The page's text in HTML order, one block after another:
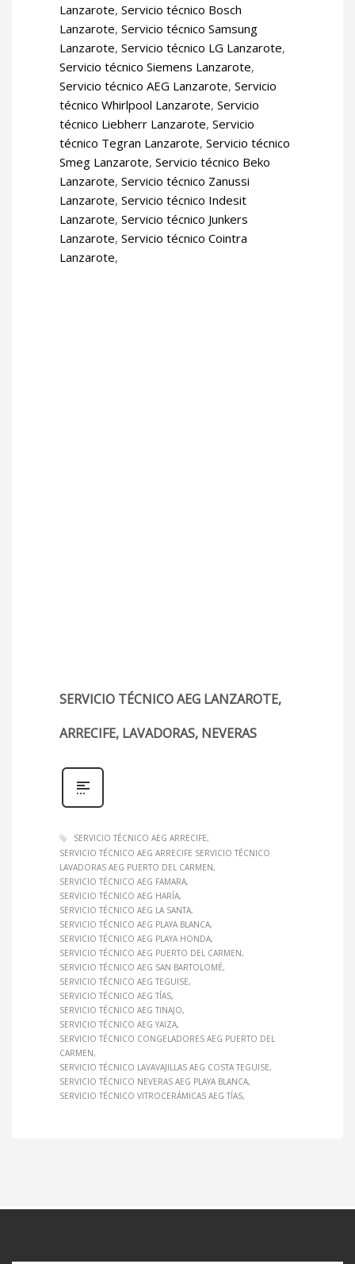
Lanzarote, Servicio técnico Bosch
Lanzarote, Servicio técnico Samsung
Lanzarote, Servicio técnico LG Lanzarote,
Servicio técnico Siemens Lanzarote,
Servicio técnico AEG Lanzarote, Servicio
técnico Whirlpool Lanzarote, Servicio
técnico Liebherr Lanzarote, Servicio
técnico Tegran Lanzarote, Servicio técnico
Smeg Lanzarote, Servicio técnico Beko
Lanzarote, Servicio técnico Zanussi
Lanzarote, Servicio técnico Indesit
Lanzarote, Servicio técnico Junkers
Lanzarote, Servicio técnico Cointra
Lanzarote,
SERVICIO TÉCNICO AEG LANZAROTE,
ARRECIFE, LAVADORAS, NEVERAS
SERVICIO TÉCNICO AEG ARRECIFE
SERVICIO TÉCNICO AEG ARRECIFE SERVICIO TÉCNICO
LAVADORAS AEG PUERTO DEL CARMEN
SERVICIO TÉCNICO AEG FAMARA
SERVICIO TÉCNICO AEG HARÍA
SERVICIO TÉCNICO AEG LA SANTA
SERVICIO TÉCNICO AEG PLAYA BLANCA
SERVICIO TÉCNICO AEG PLAYA HONDA
SERVICIO TÉCNICO AEG PUERTO DEL CARMEN
SERVICIO TÉCNICO AEG SAN BARTOLOMÉ
SERVICIO TÉCNICO AEG TEGUISE
SERVICIO TÉCNICO AEG TÍAS
SERVICIO TÉCNICO AEG TINAJO
SERVICIO TÉCNICO AEG YAIZA
SERVICIO TÉCNICO CONGELADORES AEG PUERTO DEL
CARMEN
SERVICIO TÉCNICO LAVAVAJILLAS AEG COSTA TEGUISE
SERVICIO TÉCNICO NEVERAS AEG PLAYA BLANCA
SERVICIO TÉCNICO VITROCERÁMICAS AEG TÍAS